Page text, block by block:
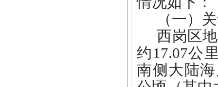
（一）
西岗区
约17.07公
南侧大陆